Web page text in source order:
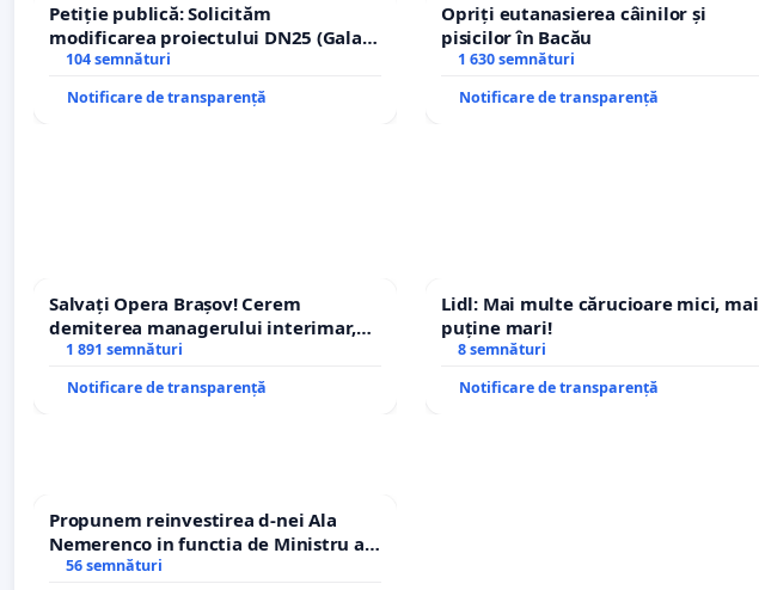
Petiție publică: Solicităm
modificarea proiectului DN25 (Galați
– Hanu Conachi) prin devierea
traseului în afara localităților!
104 semnături
Notificare de transparență
Opriți eutanasierea câinilor și
pisicilor în Bacău
1 630 semnături
Notificare de transparență
Salvați Opera Brașov! Cerem
demiterea managerului interimar,
Petrean Lucian-Marius!
1 891 semnături
Notificare de transparență
Lidl: Mai multe cărucioare mici, mai
puține mari!
8 semnături
Notificare de transparență
Propunem reinvestirea d-nei Ala
Nemerenco in functia de Ministru al
Sanatatii
56 semnături